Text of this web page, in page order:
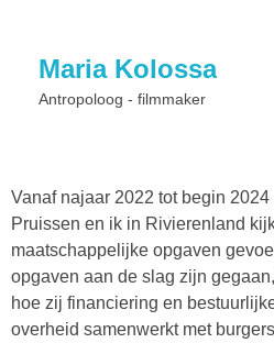
Maria Kolossa
Antropoloog - filmmaker
Vanaf najaar 2022 tot begin
Pruissen en ik in Rivierenland
maatschappelijke opgaven
opgaven aan de slag zijn
hoe zij financiering en
overheid samenwerkt met